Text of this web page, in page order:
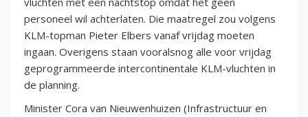
personeel wil achterlaten. Die maatregel zou volgens
KLM-topman Pieter Elbers vanaf vrijdag moeten
ingaan. Overigens staan vooralsnog alle voor vrijdag
geprogrammeerde intercontinentale KLM-vluchten in
de planning.
Minister Cora van Nieuwenhuizen (Infrastructuur en